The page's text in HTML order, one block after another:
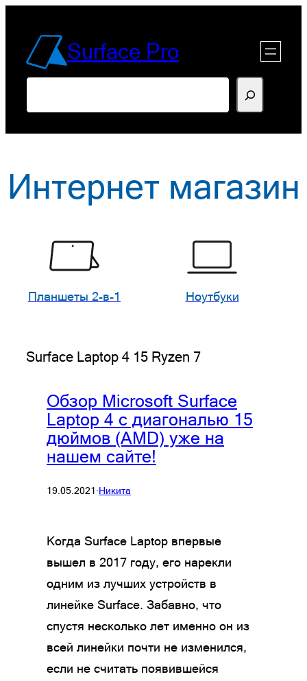
содержимомуSurface Pro
Интернет магазин
Планшеты 2-в-1 Ноутбуки
Surface Laptop 4 15 Ryzen 7
Обзор Microsoft Surface
Laptop 4 с диагональю 15
дюймов (AMD) уже на
нашем сайте!
19.05.2021·Никита
Когда Surface Laptop впервые
вышел в 2017 году, его нарекли
одним из лучших устройств в
линейке Surface. Забавно, что
спустя несколько лет именно он из
всей линейки почти не изменился,
если не считать появившейся